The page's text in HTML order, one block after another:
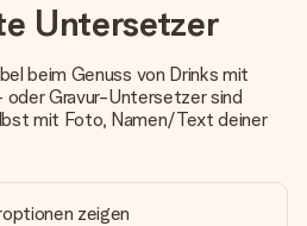
es am meisten zählt.
+15.000 Bewertungen)
aller Länder, in
Untersetzer
beim Genuss von Drinks mit
Gravur-Untersetzer sind
mit Foto, Namen/Text deiner
zeigen